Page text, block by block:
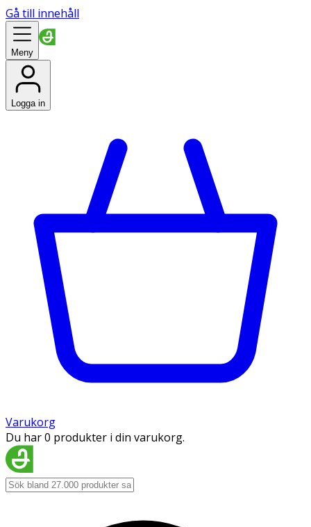
Gå till innehåll
Meny
Logga in
Varukorg
Du har 0 produkter i din varukorg.